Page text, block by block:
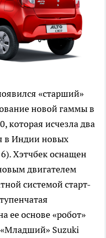
«старший»
новой гаммы в
которая исчезла два
в Индии новых
Хэтчбек оснащен
двигателем
системой старт-
ее основе «робот»
Suzuki